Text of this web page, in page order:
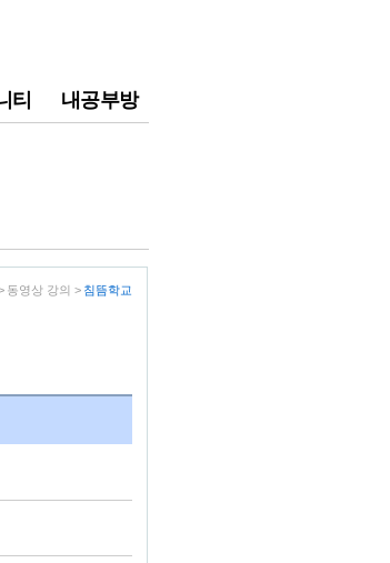
티 내공부방
동영상 강의 > 침뜸학교